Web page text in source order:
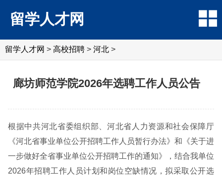
留学人才网
留学人才网 > 高校招聘 > 河北 >
廊坊师范学院2026年选聘工作人员公告
根据中共河北省委组织部、河北省人力资源和社会保障厅
《河北省事业单位公开招聘工作人员暂行办法》和《关于进
一步做好全省事业单位公开招聘工作的通知》，结合我单位
2026年招聘工作人员计划和岗位空缺情况，拟采取公开选